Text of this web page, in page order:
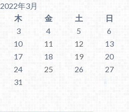
2022年3月
木 金 土
日
3 4 5
6
10 11 12
13
17 18 19
20
24 25 26
27
31